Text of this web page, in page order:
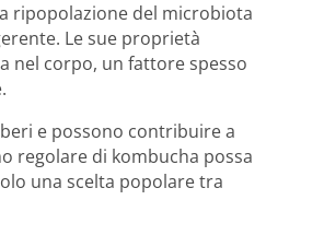
ripopolazione del microbiota
Le sue proprietà
nel corpo, un fattore spesso
e possono contribuire a
regolare di kombucha possa
una scelta popolare tra